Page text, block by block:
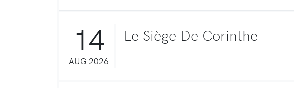
14
AUG 2026
Le Siège De Corinthe